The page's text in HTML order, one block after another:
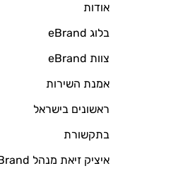
אודות
בלוג eBrand
צוות eBrand
אמנת השירות
ראשונים בישראל
בתקשורת
איציק זיאת מנהל eBrand